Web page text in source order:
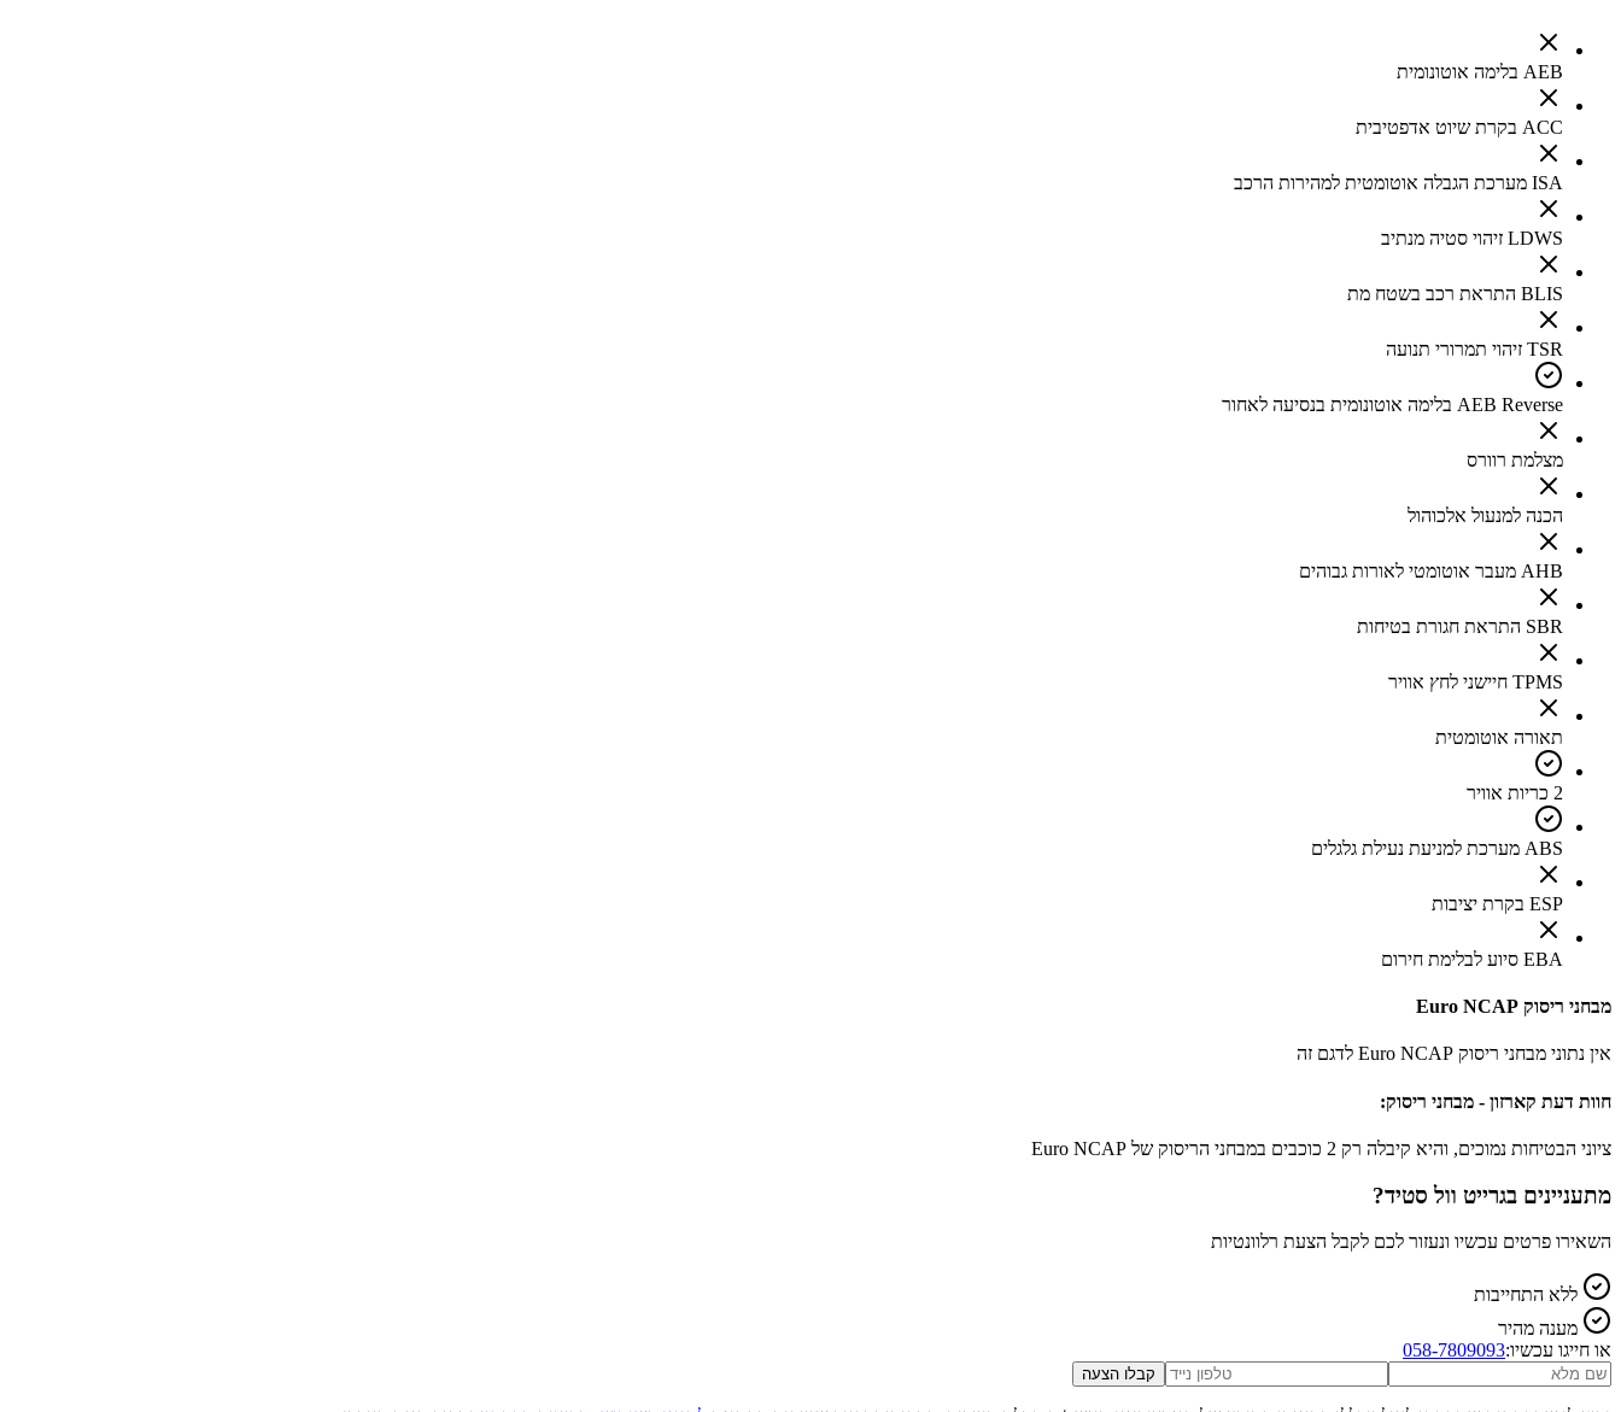
AEB בלימה אוטונומית
ACC בקרת שיוט אדפטיבית
ISA מערכת הגבלה אוטומטית למהירות הרכב
LDWS זיהוי סטיה מנתיב
BLIS התראת רכב בשטח מת
TSR זיהוי תמרורי תנועה
AEB Reverse בלימה אוטונומית בנסיעה לאחור
מצלמת רוורס
הכנה למנעול אלכוהול
AHB מעבר אוטומטי לאורות גבוהים
SBR התראת חגורת בטיחות
TPMS חיישני לחץ אוויר
תאורה אוטומטית
2 כריות אוויר
ABS מערכת למניעת נעילת גלגלים
ESP בקרת יציבות
EBA סיוע לבלימת חירום
מבחני ריסוק Euro NCAP
אין נתוני מבחני ריסוק Euro NCAP לדגם זה
חוות דעת קארזון - מבחני ריסוק:
ציוני הבטיחות נמוכים, והיא קיבלה רק 2 כוכבים במבחני הריסוק של Euro NCAP
מתעניינים בגרייט וול סטיד?
השאירו פרטים עכשיו ונעזור לכם לקבל הצעת רלוונטיות
ללא התחייבות
מענה מהיר
או חייגו עכשיו:058-7809093
קבלו הצעה